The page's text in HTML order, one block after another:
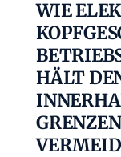
WIE
HÄLT